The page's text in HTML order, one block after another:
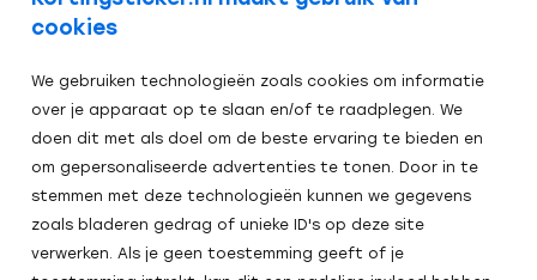
cookies
We gebruiken technologieën zoals cookies om informatie
over je apparaat op te slaan en/of te raadplegen. We
doen dit met als doel om de beste ervaring te bieden en
om gepersonaliseerde advertenties te tonen. Door in te
stemmen met deze technologieën kunnen we gegevens
zoals bladeren gedrag of unieke ID's op deze site
verwerken. Als je geen toestemming geeft of je